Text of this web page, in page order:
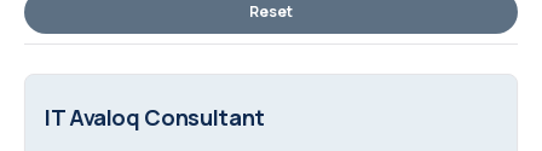
Reset
IT Avaloq Consultant